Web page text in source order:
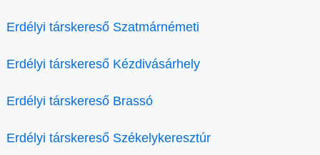
Erdélyi társkereső Szatmárnémeti
Erdélyi társkereső Kézdivásárhely
Erdélyi társkereső Brassó
Erdélyi társkereső Székelykeresztúr